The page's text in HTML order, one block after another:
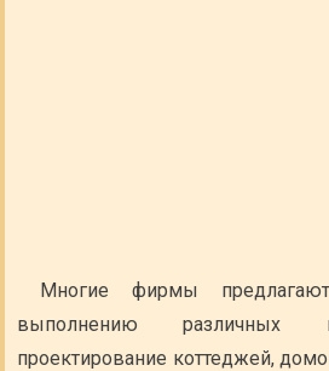
Многие фирмы
выполнению различных
проектирование коттеджей,